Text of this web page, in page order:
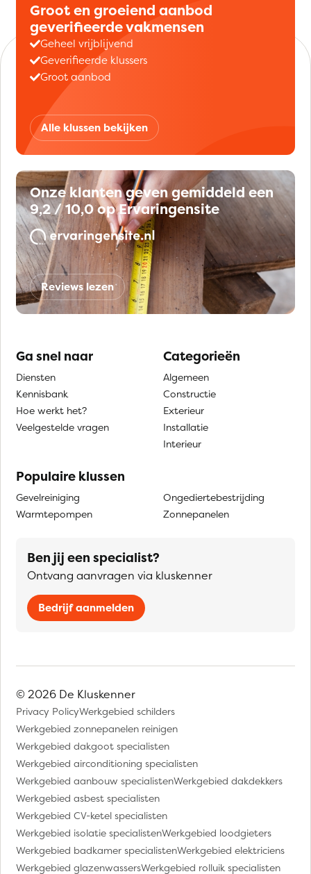
Groot en groeiend aanbod
geverifieerde vakmensen
Geheel vrijblijvend
Geverifieerde klussers
Groot aanbod
Alle klussen bekijken
Onze klanten geven gemiddeld een
9,2 / 10,0 op Ervaringensite
Reviews lezen
Ga snel naar
Diensten
Kennisbank
Hoe werkt het?
Veelgestelde vragen
Categorieën
Algemeen
Constructie
Exterieur
Installatie
Interieur
Populaire klussen
Gevelreiniging
Warmtepompen
Ongediertebestrijding
Zonnepanelen
Ben jij een specialist?
Ontvang aanvragen via kluskenner
Bedrijf aanmelden
© 2026 De Kluskenner
Privacy PolicyWerkgebied schilders
Werkgebied zonnepanelen reinigen
Werkgebied dakgoot specialisten
Werkgebied airconditioning specialisten
Werkgebied aanbouw specialistenWerkgebied dakdekkers
Werkgebied asbest specialisten
Werkgebied CV-ketel specialisten
Werkgebied isolatie specialistenWerkgebied loodgieters
Werkgebied badkamer specialistenWerkgebied elektriciens
Werkgebied glazenwassersWerkgebied rolluik specialisten